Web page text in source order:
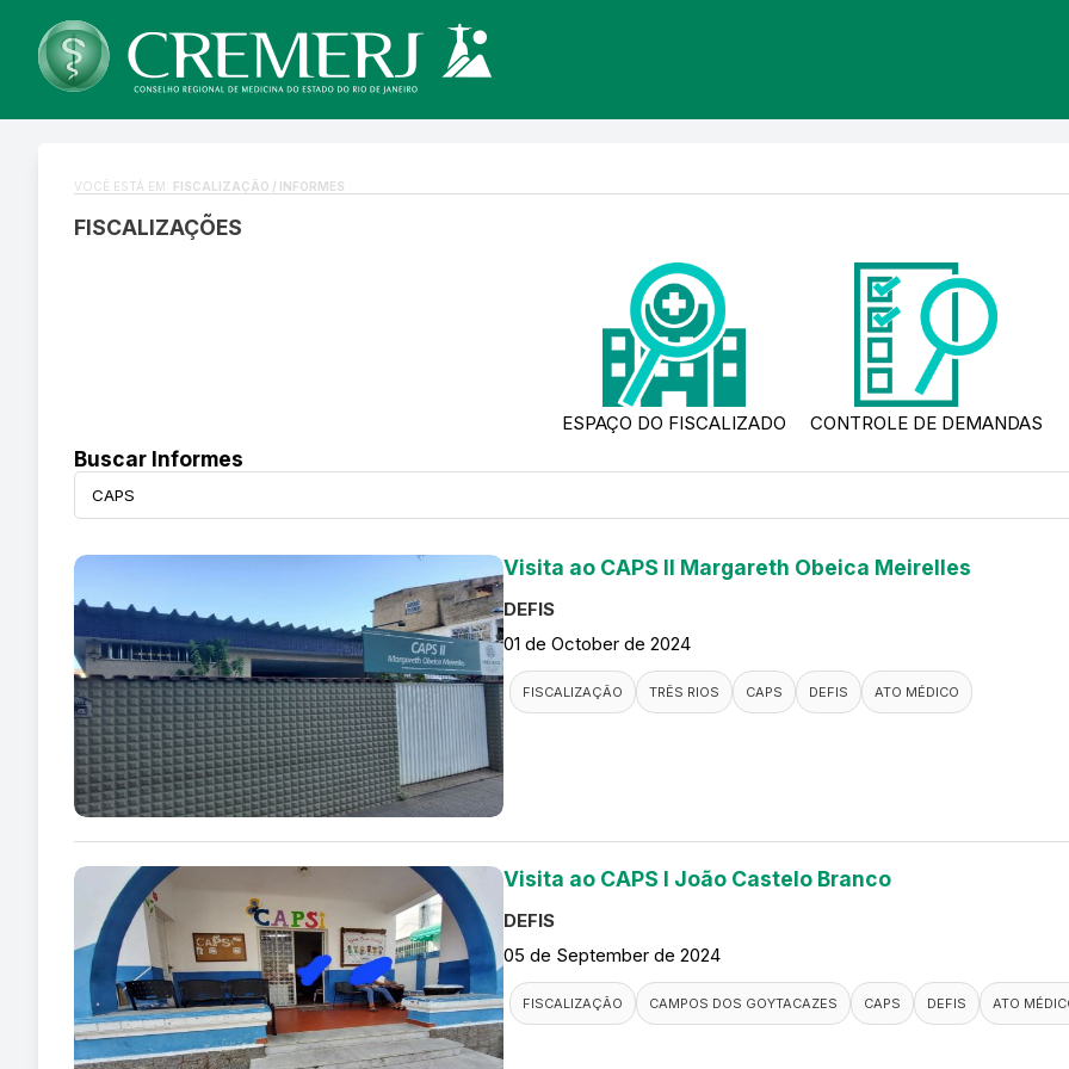
VOCÊ ESTÁ EM: FISCALIZAÇÃO / INFORMES
FISCALIZAÇÕES
ESPAÇO DO FISCALIZADO CONTROLE DE DEMANDAS
Buscar Informes
Visita ao CAPS II Margareth Obeica Meirelles
DEFIS
01 de October de 2024
FISCALIZAÇÃO TRÊS RIOS CAPS DEFIS ATO MÉDICO
Visita ao CAPS I João Castelo Branco
DEFIS
05 de September de 2024
FISCALIZAÇÃO CAMPOS DOS GOYTACAZES CAPS DEFIS ATO